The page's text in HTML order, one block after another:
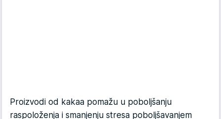
Proizvodi od kakaa pomažu u poboljšanju
raspoloženja i smanjenju stresa poboljšavanjem